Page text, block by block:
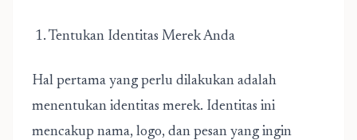
1. Tentukan Identitas Merek Anda
Hal pertama yang perlu dilakukan adalah
menentukan identitas merek. Identitas ini
mencakup nama, logo, dan pesan yang ingin